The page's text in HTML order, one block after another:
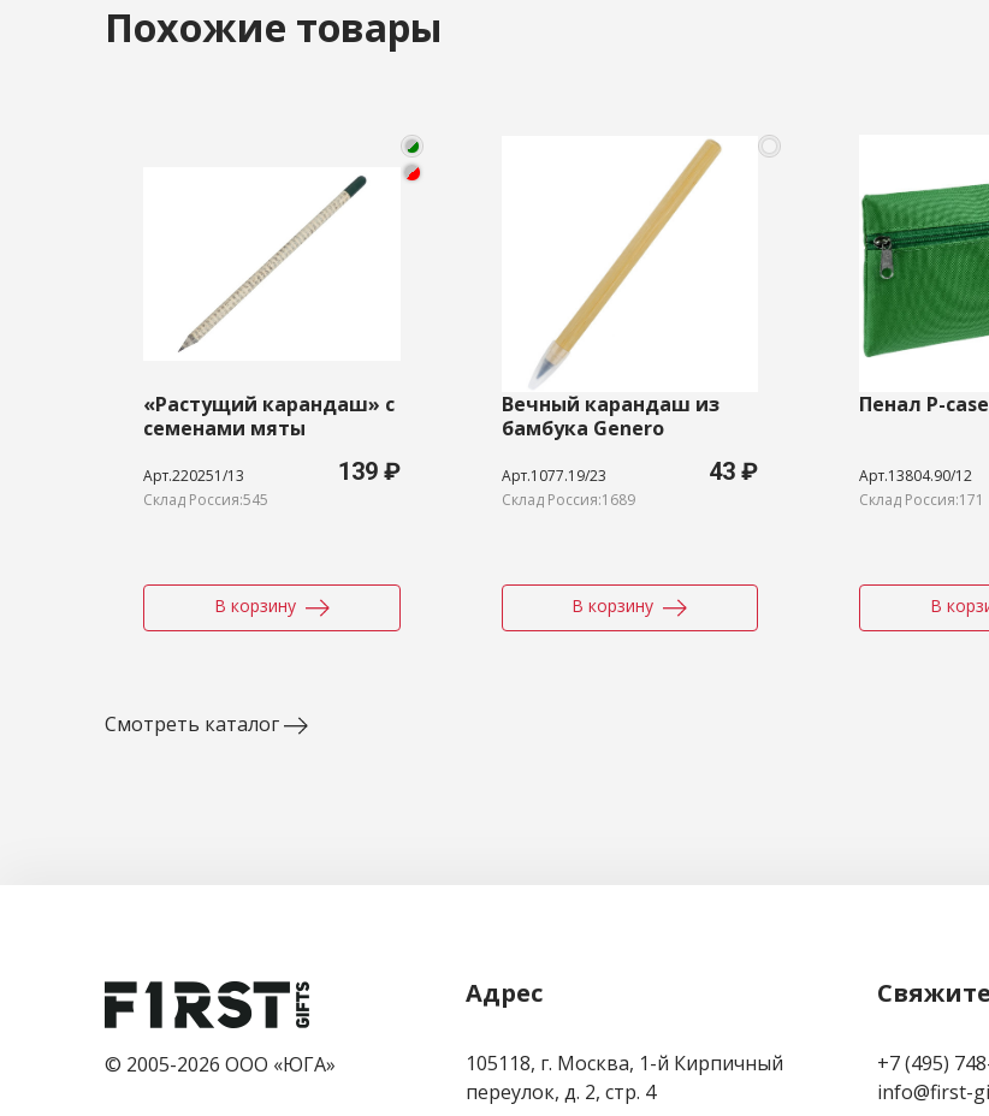
Похожие товары
«Растущий карандаш» с
семенами мяты
Арт.220251/13 139 ₽
Склад Россия:545
В корзину
Вечный карандаш из
бамбука Genero
Арт.1077.19/23 43 ₽
Склад Россия:1689
В корзину
Пенал P-
Арт.13804.90/12
Склад Россия:171
В
Смотреть каталог
© 2005-2026 ООО «ЮГА»
Адрес
105118, г. Москва, 1-й Кирпичный
переулок, д. 2, стр. 4
+7 (495)
info@first-